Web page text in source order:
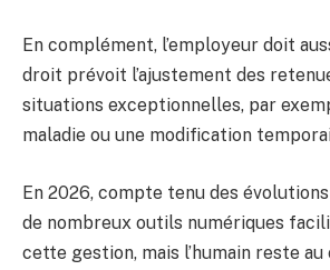
En complément, l’employeur doit
droit prévoit l’ajustement des
situations exceptionnelles, par
maladie ou une modification
En 2026, compte tenu des
de nombreux outils numériques
cette gestion, mais l’humain reste